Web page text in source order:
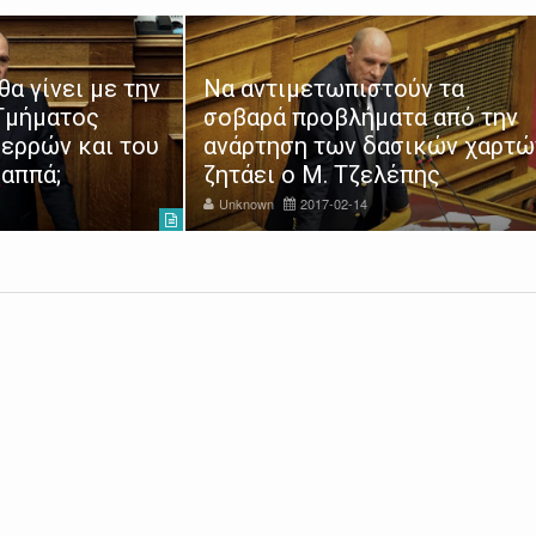
γίνει με την
και του
Να αντιμετωπιστούν τα
σοβαρά προβλήματα από την
ανάρτηση των δασικών
ζητάει ο Μ. Τζελέπης
Unknown 2017-02-14